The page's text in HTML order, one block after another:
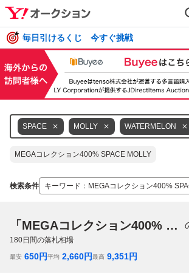
毎日引けるくじ 今すぐ挑戦
SPACE MOLLY WATERMELON
MEGAコレクション400% SPACE MOLLY
検索条件 キーワード ： MEGAコレクション400%
「MEGAコレクション400% SPACE MOLLY WATERMELON」
180日間の落札相場
最安 650円平均 2,660円最高 9,351円